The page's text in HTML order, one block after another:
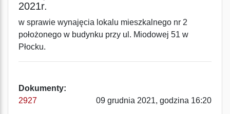
2021r.
w sprawie wynajęcia lokalu mieszkalnego nr 2
położonego w budynku przy ul. Miodowej 51 w
Płocku.
Dokumenty:
2927
09 grudnia 2021, godzina 16:20